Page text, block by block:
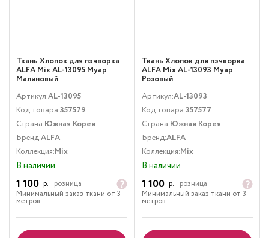
Ткань Хлопок для пэчворка
ALFA Mix AL-13095 Муар
Малиновый
Артикул:AL-13095
Код товара:357579
Страна:Южная Корея
Бренд:ALFA
Коллекция:Mix
В наличии
1 100 р.
розница
Минимальный заказ ткани от 3
метров
Ткань Хлопок для пэчворка
ALFA Mix AL-13093 Муар
Розовый
Артикул:AL-13093
Код товара:357577
Страна:Южная Корея
Бренд:ALFA
Коллекция:Mix
В наличии
1 100 р.
розница
Минимальный заказ ткани от 3
метров